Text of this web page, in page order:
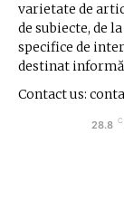
varietate de
de subiecte, de
specifice de
destinat
Contact us:
28.8 C